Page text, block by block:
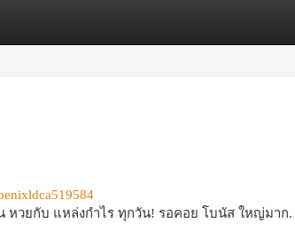
น หวยกับ แหล่งกำไร ทุกวัน! รอคอย โบนัส ใหญ่มาก.